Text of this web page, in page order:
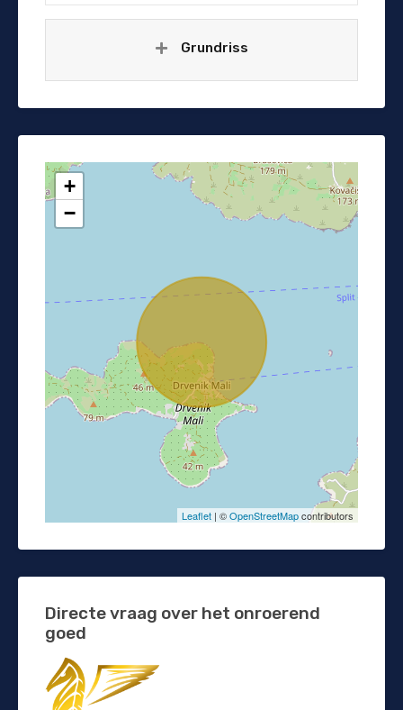
Grundriss
+
−
Leaflet | ©OpenStreetMapcontributors
Directe vraag over het onroerend
goed